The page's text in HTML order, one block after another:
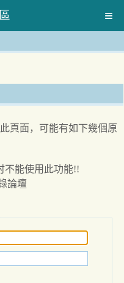
頁面，可能有如下幾個原
不能使用此功能!!
論壇